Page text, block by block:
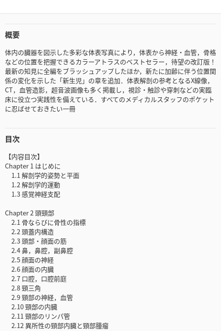
概要
体内の臓器を図示した多彩な体表写真により，体表から神経・血管，骨格
などの位置を把握できるカラーアトラスのベストセラー，待望の改訂版！
最新の知見に全編をブラッシュアップしたほか，新たに加齢に伴う位置関
係の変化を示した「新生児」の章を追加．体表解剖の参考となるX線像，
CT，血管造影，超音波画像も多く掲載し，視診・触診や穿刺などの実臨
床に役立つ実践性を備えている．すべてのメディカルスタッフのポケット
に忍ばせておきたい一冊
目次
【内容目次】
Chapter 1 はじめに
1.1 解剖学的姿勢と平面
1.2 解剖学的運動
1.3 感覚神経支配
Chapter 2 頭頸部
2.1 骨ならびに骨性の指標
2.2 頭蓋内構造
2.3 頭部・顔面の筋
2.4 鼻，鼻腔，副鼻腔
2.5 顔面の神経
2.6 顔面の内臓
2.7 口腔，口腔前庭
2.8 頸三角
2.9 頸部の神経，血管
2.10 頸部の内臓
2.11 頸部のリンパ管
2.12 異所性の頸部内臓と頸部腫瘤